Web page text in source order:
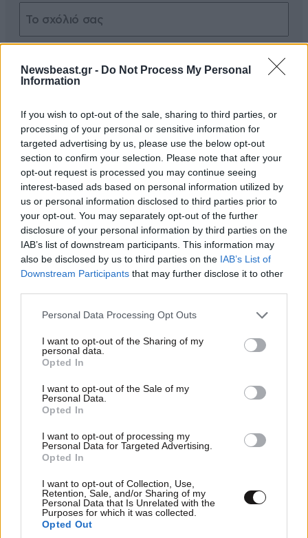
Newsbeast.gr - Do Not Process My Personal
Information
If you wish to opt-out of the sale, sharing to third parties, or
processing of your personal or sensitive information for
targeted advertising by us, please use the below opt-out
section to confirm your selection. Please note that after your
opt-out request is processed you may continue seeing
interest-based ads based on personal information utilized by
us or personal information disclosed to third parties prior to
your opt-out. You may separately opt-out of the further
disclosure of your personal information by third parties on the
IAB’s list of downstream participants. This information may
also be disclosed by us to third parties on the IAB’s List of
Downstream Participants that may further disclose it to other
Please note that this website/app uses one or more Google
not limited to your visit or usage behaviour. You may click to
grant or deny consent to Google and its third-party tags to
use your data for below specified purposes in below Google
consent section.
Personal Data Processing Opt Outs
I want to opt-out of the Sharing of my
personal data.
Opted In
I want to opt-out of the Sale of my
Personal Data.
Opted In
I want to opt-out of processing my
Personal Data for Targeted Advertising.
Opted In
I want to opt-out of Collection, Use,
Retention, Sale, and/or Sharing of my
Personal Data that Is Unrelated with the
Purposes for which it was collected.
Opted Out
Διαβάστε και ακολουθήστε τους κανόνες σχολιασμού
ΠΡΟΣΘΗΚΗ
Ζαιος 08·07·2026 10:44
Ποια ειναι αυτη ? Εξεπλαγην με την παραιτηση της.
Απαντήστε
Θρασύς 08·07·2026 07:19